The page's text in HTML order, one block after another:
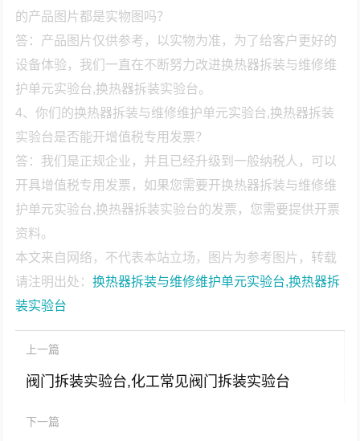
的产品图片都是实物图吗？
答：产品图片仅供参考，以实物为准，为了给客户更好的
设备体验，我们一直在不断努力改进换热器拆装与维修维
护单元实验台,换热器拆装实验台。
4、你们的换热器拆装与维修维护单元实验台,换热器拆装
实验台是否能开增值税专用发票？
答：我们是正规企业，并且已经升级到一般纳税人，可以
开具增值税专用发票，如果您需要开换热器拆装与维修维
护单元实验台,换热器拆装实验台的发票，您需要提供开票
资料。
本文来自网络，不代表本站立场，图片为参考图片，转载
请注明出处：换热器拆装与维修维护单元实验台,换热器拆
装实验台
上一篇
阀门拆装实验台,化工常见阀门拆装实验台
下一篇